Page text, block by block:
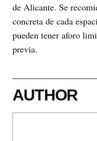
de Alicante. Se
concreta de cada
pueden tener aforo
previa.
AUTHOR